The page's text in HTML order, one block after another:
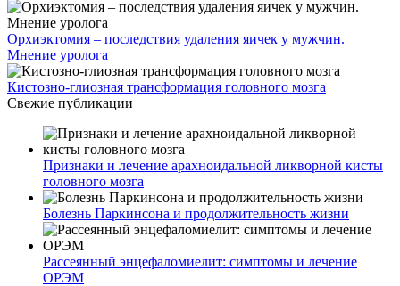
Орхиэктомия – последствия удаления яичек у мужчин.
Мнение уролога
Кистозно-глиозная трансформация головного мозга
Свежие публикации
Признаки и лечение арахноидальной ликворной кисты
головного мозга
Болезнь Паркинсона и продолжительность жизни
Рассеянный энцефаломиелит: симптомы и лечение
ОРЭМ